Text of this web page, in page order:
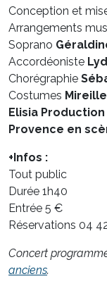
Conception et
Arrangements
Soprano
Accordéoniste
Chorégraphie
Costumes
Elisia Production
Provence en
+Infos :
Tout public
Durée 1h40
Entrée 5 €
Réservations 04
Concert
anciens.